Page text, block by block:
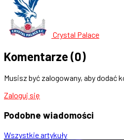
Crystal Palace
Komentarze (0)
Musisz być zalogowany, aby dodać
Zaloguj się
Podobne wiadomości
Wszystkie artykuły